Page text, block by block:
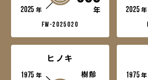
2025年
年
fw-2025020
2025年
ヒノキ
1975年 樹齢
1975年